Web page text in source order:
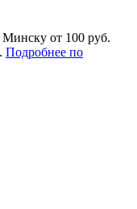
Минску от 100 руб.
Подробнее по